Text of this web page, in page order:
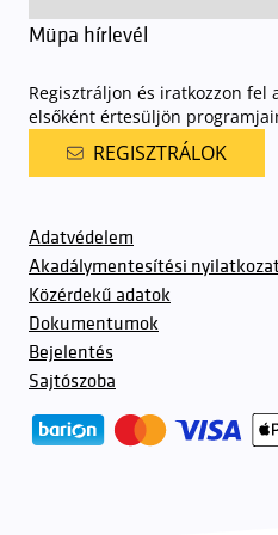
Müpa hírlevél
Regisztráljon és iratkozzon fel
elsőként értesüljön
REGISZTRÁLOK
Adatvédelem
Akadálymentesítési
Közérdekű adatok
Dokumentumok
Bejelentés
Sajtószoba